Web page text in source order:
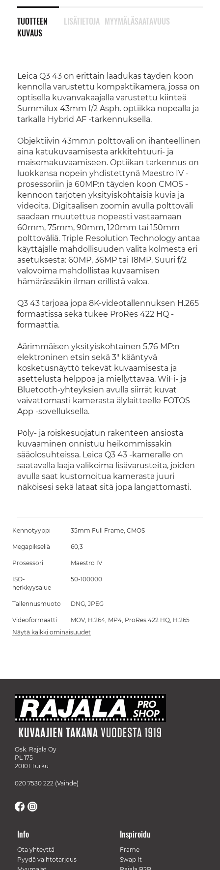
TUOTTEEN
KUVAUS
Leica Q3 43 on erittäin laadukas täyden koon
kennolla varustettu kompaktikamera, jossa on
optisella kuvanvakaajalla varustettu kiinteä
Summilux 43mm f/2 Asph. optiikka nopealla ja
tarkalla Hybrid AF -tarkennuksella.
Objektiivin 43mm:n polttoväli on ihanteellinen
aina katukuvaamisesta arkkitehtuuri- ja
maisemakuvaamiseen. Optiikan tarkennus on
luokkansa nopein yhdistettynä Maestro IV -
prosessoriin ja 60MP:n täyden koon CMOS -
kennoon tarjoten yksityiskohtaisia kuvia ja
videoita. Digitaalisen zoomin avulla polttoväli
saadaan muutettua nopeasti vastaamaan
60mm, 75mm, 90mm, 120mm tai 150mm
polttoväliä. Triple Resolution Technology antaa
käyttäjälle mahdollisuuden valita kolmesta eri
asetuksesta: 60MP, 36MP tai 18MP. Suuri f/2
valovoima mahdollistaa kuvaamisen
hämärässäkin ilman erillistä valoa.
Q3 43 tarjoaa jopa 8K-videotallennuksen H.265
formaatissa sekä tukee ProRes 422 HQ -
formaattia.
Äärimmäisen yksityiskohtainen 5,76 MP:n
elektroninen etsin sekä 3" kääntyvä
kosketusnäyttö tekevät kuvaamisesta ja
asettelusta helppoa ja miellyttävää. WiFi- ja
Bluetooth-yhteyksien avulla siirrät kuvat
vaivattomasti kamerasta älylaitteelle FOTOS
App -sovelluksella.
Pöly- ja roiskesuojatun rakenteen ansiosta
kuvaaminen onnistuu heikommissakin
sääolosuhteissa. Leica Q3 43 -kameralle on
saatavalla laaja valikoima lisävarusteita, joiden
avulla saat kustomoitua kamerasta juuri
näköisesi sekä lataat sitä jopa langattomasti.
LISÄTIETOJA MYYMÄLÄSAATAVUUS
Kennotyyppi 35mm Full Frame, CMOS
Megapikseliä 60,3
Prosessori Maestro IV
ISO-
herkkyysalue
50-100000
Tallennusmuoto DNG, JPEG
Videoformaatti
MOV, H.264, MP4, ProRes 422 HQ, H.265
Näytä kaikki ominaisuudet
Osk. Rajala Oy
PL 175
20101 Turku
020 7530 222 (Vaihde)
Info
Ota yhteyttä
Pyydä vaihtotarjous
Inspiroidu
Frame
Swap It